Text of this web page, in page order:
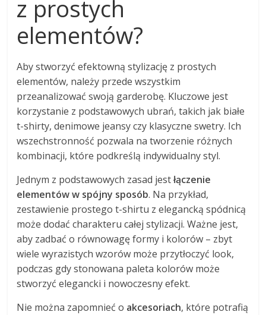
z prostych
elementów?
Aby stworzyć efektowną stylizację z prostych
elementów, należy przede wszystkim
przeanalizować swoją garderobę. Kluczowe jest
korzystanie z podstawowych ubrań, takich jak białe
t-shirty, denimowe jeansy czy klasyczne swetry. Ich
wszechstronność pozwala na tworzenie różnych
kombinacji, które podkreślą indywidualny styl.
Jednym z podstawowych zasad jestłączenie
elementów w spójny sposób. Na przykład,
zestawienie prostego t-shirtu z elegancką spódnicą
może dodać charakteru całej stylizacji. Ważne jest,
aby zadbać o równowagę formy i kolorów – zbyt
wiele wyrazistych wzorów może przytłoczyć look,
podczas gdy stonowana paleta kolorów może
stworzyć elegancki i nowoczesny efekt.
Nie można zapomnieć o akcesoriach, które potrafią